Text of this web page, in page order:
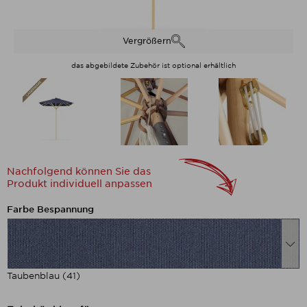
Vergrößern
das abgebildete Zubehör ist optional erhältlich
Nachfolgend können Sie das
Produkt individuell anpassen
Nachfolgend können Sie das
Farbe Bespannung
Taubenblau (41)